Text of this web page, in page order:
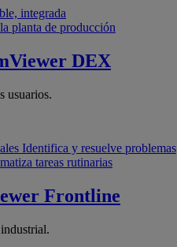
integrada
planta de producción
DEX
usuarios.
Identifica y resuelve problemas
tareas rutinarias
Frontline